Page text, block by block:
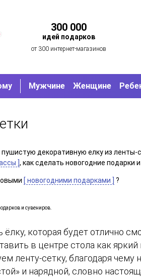
300 000
идей подарков
от 300 интернет-магазинов
Мужчине Женщине
декоративную елку из ленты-
] , как сделать новогодние подарки
[ новогодними подарками ] ?
и сувениров.
которая будет отлично
в центре стола как яркий
ленту-сетку, благодаря чему
и нарядной, словно